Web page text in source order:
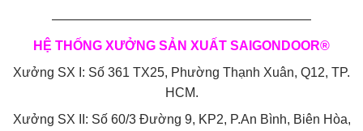
————————————————————
HỆ THỐNG XƯỞNG SẢN XUẤT SAIGONDOOR®
Xưởng SX I: Số 361 TX25, Phường Thạnh Xuân, Q12, TP.
HCM.
Xưởng SX II: Số 60/3 Đường 9, KP2, P.An Bình, Biên Hòa,